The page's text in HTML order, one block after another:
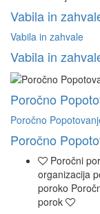
Vabila in
Vabila in zahvale
Vabila in
Poročno
Poročno
Poročno
Poročni
organizacija
poroko
porok